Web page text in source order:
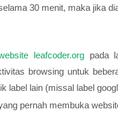
30 menit, maka jika
leafcoder.orgpada
browsing untuk
label lain (missal label
pernah membuka